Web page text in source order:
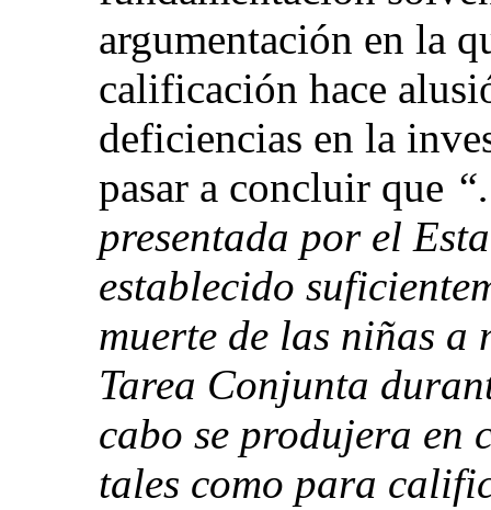
argumentación en la
calificación hace
deficiencias en la
pasar a concluir que
presentada por el
establecido
muerte de las niñas a
Tarea Conjunta
cabo se produjera en
tales como para